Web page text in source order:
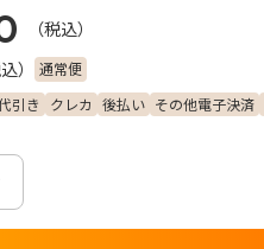
（税込）
） 通常便
引き クレカ 後払い その他電子決済